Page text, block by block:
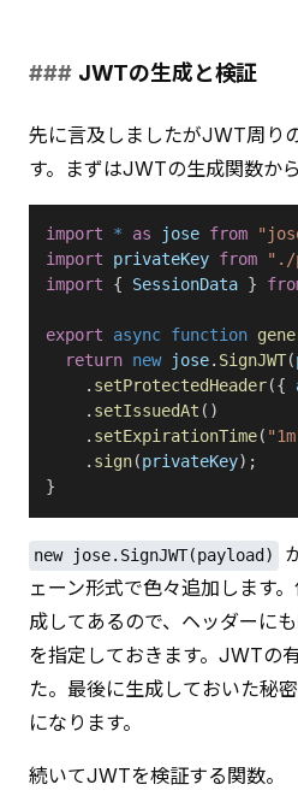
JWTの生成と検証
先に言及しましたがJWT周り
す。まずはJWTの生成関数から
import * as jose from
import privateKey from "./
import { SessionData }
export async function
  return
new jose. SignJWT(
    .
setProtectedHeader({
    .
setIssuedAt ()
    .
setExpirationTime(
    .
sign(privateKey);
}
new jose.SignJWT(payload)
ェーン形式で色々追加します
成してあるので、ヘッダーに
を指定しておきます。JWTの
た。最後に生成しておいた秘
になります。
続いてJWTを検証する関数。